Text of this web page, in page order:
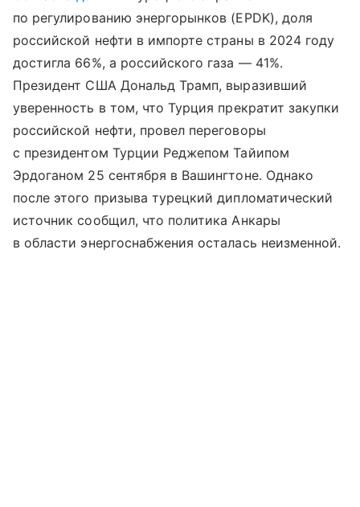
по регулированию энергорынков (EPDK), доля
российской нефти в импорте страны в 2024 году
достигла 66%, а российского газа — 41%.
Президент США Дональд Трамп, выразивший
уверенность в том, что Турция прекратит закупки
российской нефти, провел переговоры
с президентом Турции Реджепом Тайипом
Эрдоганом 25 сентября в Вашингтоне. Однако
после этого призыва турецкий дипломатический
источник сообщил, что политика Анкары
в области энергоснабжения осталась неизменной.